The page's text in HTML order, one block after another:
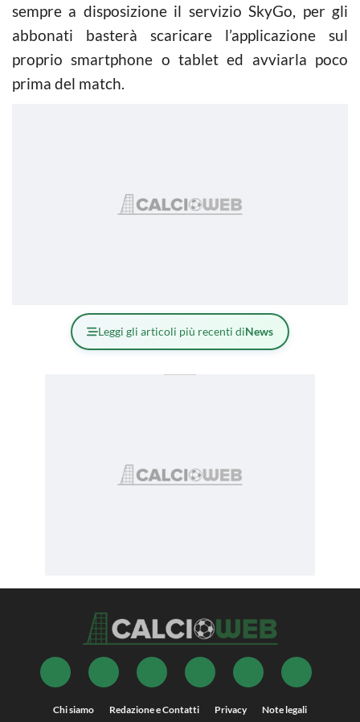
sempre a disposizione il servizio SkyGo, per gli
abbonati basterà scaricare l’applicazione sul
proprio smartphone o tablet ed avviarla poco
prima del match.
Leggi gli articoli più recenti diNews
Chi siamo Redazione e Contatti Privacy Note legali